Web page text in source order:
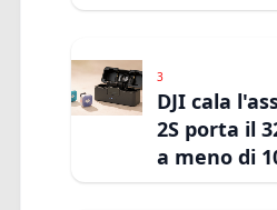
3
DJI cala
2S porta il
a meno di